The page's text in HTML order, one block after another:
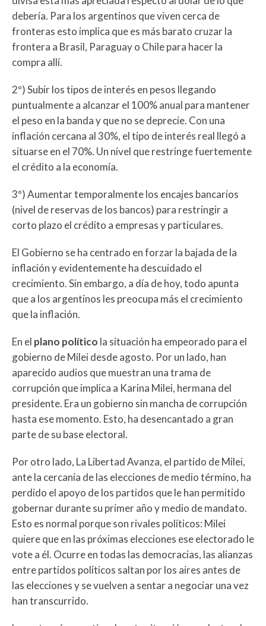
debería. Para los argentinos que viven cerca de
fronteras esto implica que es más barato cruzar la
frontera a Brasil, Paraguay o Chile para hacer la
compra allí.
2º) Subir los tipos de interés en pesos llegando
puntualmente a alcanzar el 100% anual para mantener
el peso en la banda y que no se deprecie. Con una
inflación cercana al 30%, el tipo de interés real llegó a
situarse en el 70%. Un nivel que restringe fuertemente
el crédito a la economía.
3º) Aumentar temporalmente los encajes bancarios
(nivel de reservas de los bancos) para restringir a
corto plazo el crédito a empresas y particulares.
El Gobierno se ha centrado en forzar la bajada de la
inflación y evidentemente ha descuidado el
crecimiento. Sin embargo, a día de hoy, todo apunta
que a los argentinos les preocupa más el crecimiento
que la inflación.
En el plano político la situación ha empeorado para el
gobierno de Milei desde agosto. Por un lado, han
aparecido audios que muestran una trama de
corrupción que implica a Karina Milei, hermana del
presidente. Era un gobierno sin mancha de corrupción
hasta ese momento. Esto, ha desencantado a gran
parte de su base electoral.
Por otro lado, La Libertad Avanza, el partido de Milei,
ante la cercanía de las elecciones de medio término, ha
perdido el apoyo de los partidos que le han permitido
gobernar durante su primer año y medio de mandato.
Esto es normal porque son rivales políticos: Milei
quiere que en las próximas elecciones ese electorado le
vote a él. Ocurre en todas las democracias, las alianzas
entre partidos políticos saltan por los aires antes de
las elecciones y se vuelven a sentar a negociar una vez
han transcurrido.